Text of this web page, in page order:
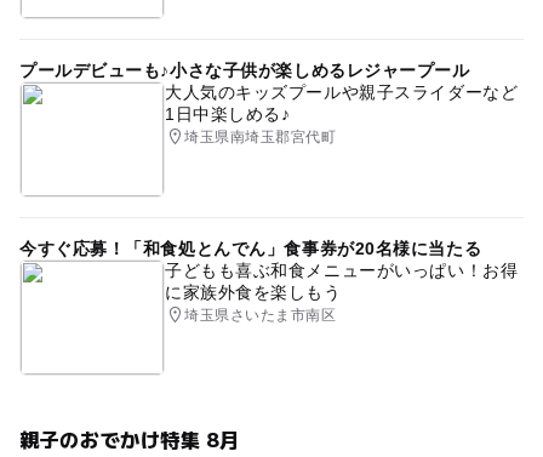
プールデビューも♪小さな子供が楽しめるレジャープール
大人気のキッズプールや親子スライダーなど
1日中楽しめる♪
埼玉県南埼玉郡宮代町
今すぐ応募！「和食処とんでん」食事券が20名様に当たる
子どもも喜ぶ和食メニューがいっぱい！お得
に家族外食を楽しもう
埼玉県さいたま市南区
親子のおでかけ特集 8月